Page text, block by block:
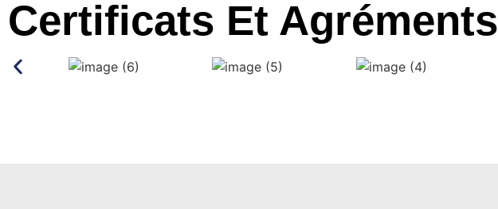
Certificats Et Agréments